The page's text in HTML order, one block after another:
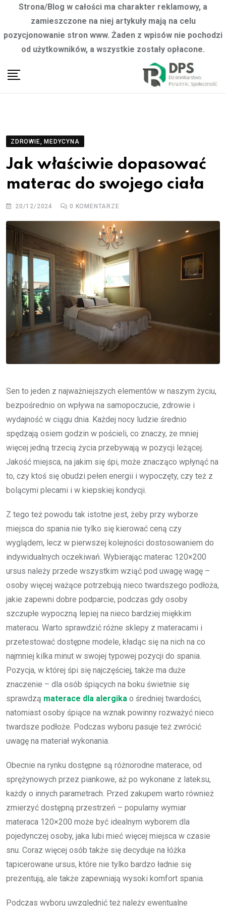
Strona/Blog w całości ma charakter reklamowy, a
zamieszczone na niej artykuły mają na celu
pozycjonowanie stron www. Żaden z wpisów nie pochodzi
od użytkowników, a wszystkie zostały opłacone.
ZDROWIE, MEDYCYNA
Jak właściwie dopasować
materac do swojego ciała
20/12/2024 0 KOMENTARZE
Sen to jeden z najważniejszych elementów w naszym życiu,
bezpośrednio on wpływa na samopoczucie, zdrowie i
wydajność w ciągu dnia. Każdej nocy ludzie średnio
spędzają osiem godzin w pościeli, co znaczy, że mniej
więcej jedną trzecią życia przebywają w pozycji leżącej.
Jakość miejsca, na jakim się śpi, może znacząco wpłynąć na
to, czy ktoś się obudzi pełen energii i wypoczęty, czy też z
bolącymi plecami i w kiepskiej kondycji.
Z tego też powodu tak istotne jest, żeby przy wyborze
miejsca do spania nie tylko się kierować ceną czy
wyglądem, lecz w pierwszej kolejności dostosowaniem do
indywidualnych oczekiwań. Wybierając materac 120×200
ursus należy przede wszystkim wziąć pod uwagę wagę –
osoby więcej ważące potrzebują nieco twardszego podłoża,
jakie zapewni dobre podparcie, podczas gdy osoby
szczupłe wypoczną lepiej na nieco bardziej miękkim
materacu. Warto sprawdzić różne sklepy z materacami i
przetestować dostępne modele, kładąc się na nich na co
najmniej kilka minut w swojej typowej pozycji do spania.
Pozycja, w której śpi się najczęściej, także ma duże
znaczenie – dla osób śpiących na boku świetnie się
sprawdzą materace dla alergika o średniej twardości,
natomiast osoby śpiące na wznak powinny rozważyć nieco
twardsze podłoże. Podczas wyboru pasuje też zwrócić
uwagę na materiał wykonania.
Obecnie na rynku dostępne są różnorodne materace, od
sprężynowych przez piankowe, aż po wykonane z lateksu,
każdy o innych parametrach. Przed zakupem warto również
zmierzyć dostępną przestrzeń – popularny wymiar
materaca 120×200 może być idealnym wyborem dla
pojedynczej osoby, jaka lubi mieć więcej miejsca w czasie
snu. Coraz więcej osób także się decyduje na łóżka
tapicerowane ursus, które nie tylko bardzo ładnie się
prezentują, ale także zapewniają wysoki komfort spania.
Podczas wyboru uwzględnić też należy ewentualne